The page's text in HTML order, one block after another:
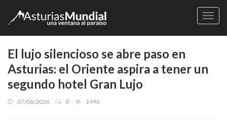
El lujo silencioso se abre paso en
Asturias: el Oriente aspira a tener un
segundo hotel Gran Lujo
07/06/2026 0 1496